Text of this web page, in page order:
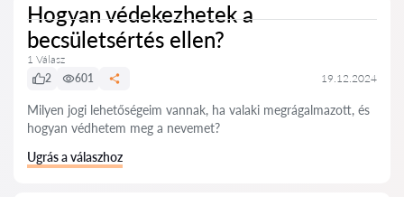
Hogyan védekezhetek a
becsületsértés ellen?
1 Válasz
2
601 19.12.2024
Milyen jogi lehetőségeim vannak, ha valaki megrágalmazott, és
hogyan védhetem meg a nevemet?
Ugrás a válaszhoz